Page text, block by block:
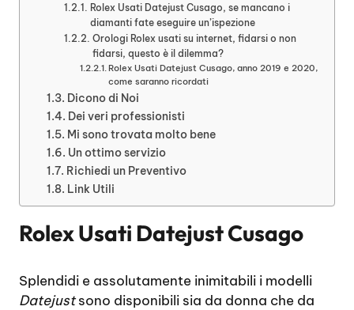
Rolex Usati Datejust Cusago, se mancano i
diamanti fate eseguire un’ispezione
Orologi Rolex usati su internet, fidarsi o non
fidarsi, questo è il dilemma?
Rolex Usati Datejust Cusago, anno 2019 e 2020,
come saranno ricordati
Dicono di Noi
Dei veri professionisti
Mi sono trovata molto bene
Un ottimo servizio
Richiedi un Preventivo
Link Utili
Rolex Usati Datejust Cusago
Splendidi e assolutamente inimitabili i modelli
Datejustsono disponibili sia da donna che da